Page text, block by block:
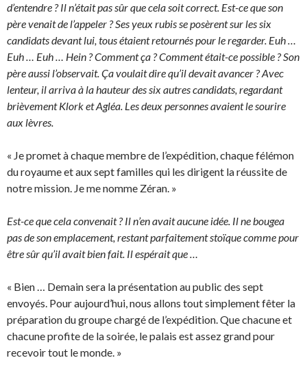
d’entendre ? Il n’était pas sûr que cela soit correct. Est-ce que son
père venait de l’appeler ? Ses yeux rubis se posèrent sur les six
candidats devant lui, tous étaient retournés pour le regarder. Euh …
Euh … Euh … Hein ? Comment ça ? Comment était-ce possible ? Son
père aussi l’observait. Ça voulait dire qu’il devait avancer ? Avec
lenteur, il arriva à la hauteur des six autres candidats, regardant
brièvement Klork et Agléa. Les deux personnes avaient le sourire
aux lèvres.
« Je promet à chaque membre de l’expédition, chaque félémon
du royaume et aux sept familles qui les dirigent la réussite de
notre mission. Je me nomme Zéran. »
Est-ce que cela convenait ? Il n’en avait aucune idée. Il ne bougea
pas de son emplacement, restant parfaitement stoïque comme pour
être sûr qu’il avait bien fait. Il espérait que …
« Bien … Demain sera la présentation au public des sept
envoyés. Pour aujourd’hui, nous allons tout simplement fêter la
préparation du groupe chargé de l’expédition. Que chacune et
chacune profite de la soirée, le palais est assez grand pour
recevoir tout le monde. »